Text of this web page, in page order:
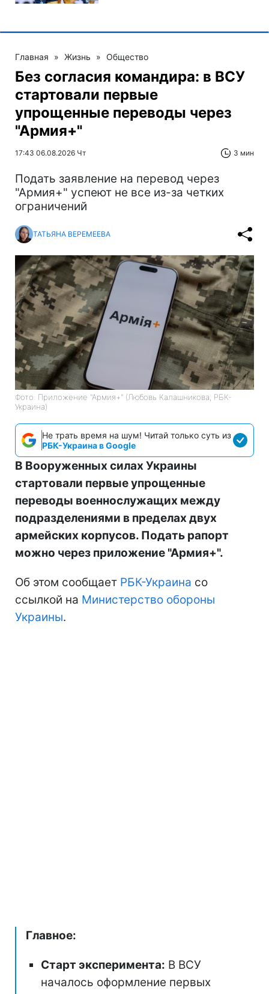
Главная » Жизнь » Общество
Без согласия командира: в ВСУ
стартовали первые
упрощенные переводы через
"Армия+"
17:43 06.08.2026 Чт 3 мин
Подать заявление на перевод через
"Армия+" успеют не все из-за четких
ограничений
ТАТЬЯНА ВЕРЕМЕЕВА
Фото: Приложение "Армия+" (Любовь Калашникова, РБК-
Украина)
Не трать время на шум! Читай только суть из
РБК-Украина в Google
В Вооруженных силах Украины
стартовали первые упрощенные
переводы военнослужащих между
подразделениями в пределах двух
армейских корпусов. Подать рапорт
можно через приложение "Армия+".
Об этом сообщает РБК-Украина со
ссылкой на Министерство обороны
Украины.
Главное:
Старт эксперимента: В ВСУ
началось оформление первых